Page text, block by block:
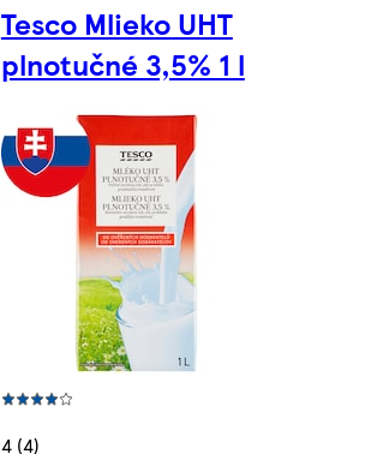
Tesco Mlieko UHT
plnotučné 3,5% 1 l
4 (4)